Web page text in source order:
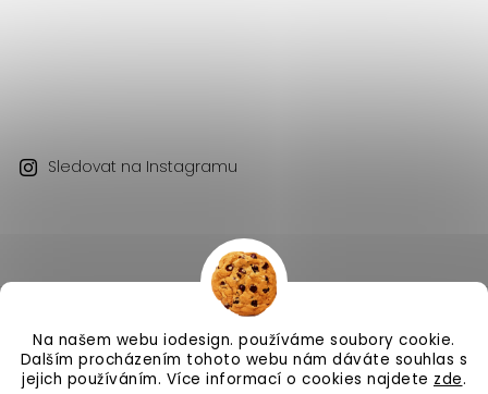
Na našem webu iodesign. používáme soubory cookie.
Dalším procházením tohoto webu nám dáváte souhlas s
jejich používáním. Více informací o cookies najdete zde.
Sledovat na Instagramu
Copyright 2026 iodesign. . Všechna práva vyhrazena.
Vytvořil Shoptet| DesignShoptak.cz